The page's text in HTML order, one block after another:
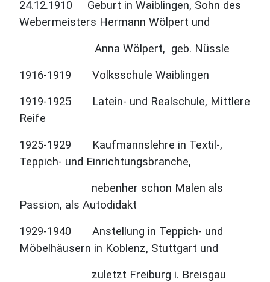
24.12.1910 Geburt in Waiblingen, Sohn des
Webermeisters Hermann Wölpert und
Anna Wölpert, geb. Nüssle
1916-1919 Volksschule Waiblingen
1919-1925 Latein- und Realschule, Mittlere
Reife
1925-1929 Kaufmannslehre in Textil-,
Teppich- und Einrichtungsbranche,
nebenher schon Malen als
Passion, als Autodidakt
1929-1940 Anstellung in Teppich- und
Möbelhäusern in Koblenz, Stuttgart und
zuletzt Freiburg i. Breisgau